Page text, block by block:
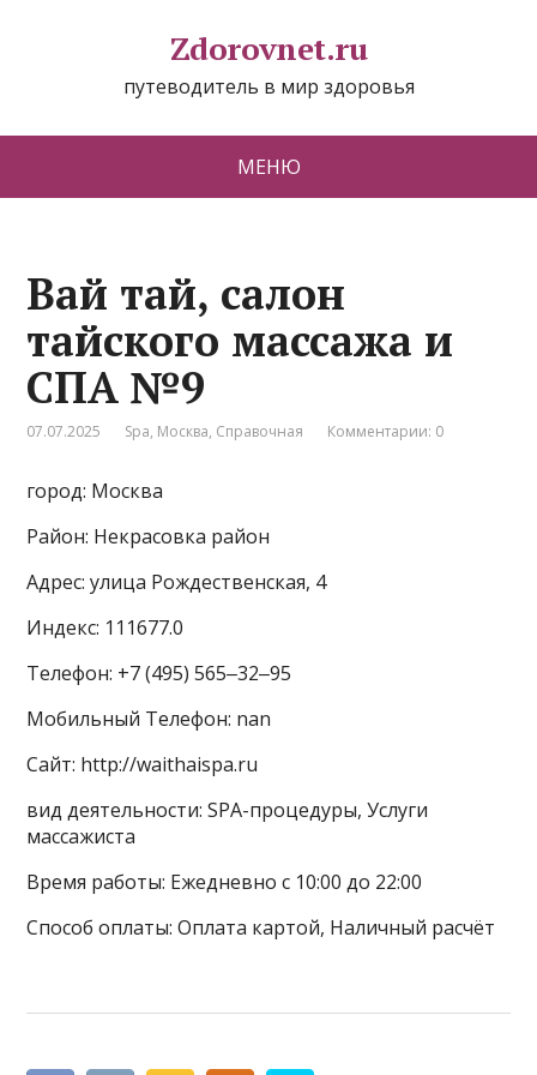
Zdorovnet.ru
путеводитель в мир здоровья
МЕНЮ
Вай тай, салон
тайского массажа и
СПА №9
07.07.2025 Spa, Москва, Справочная Комментарии: 0
город: Москва
Район: Некрасовка район
Адрес: улица Рождественская, 4
Индекс: 111677.0
Телефон: +7 (495) 565‒32‒95
Мобильный Телефон: nan
Сайт: http://waithaispa.ru
вид деятельности: SPA-процедуры, Услуги
массажиста
Время работы: Ежедневно с 10:00 до 22:00
Способ оплаты: Оплата картой, Наличный расчёт